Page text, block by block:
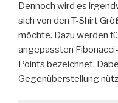
Dennoch wird es
sich von den T-Shirt
möchte. Dazu werden
angepassten
Points bezeichnet.
Gegenüberstellung